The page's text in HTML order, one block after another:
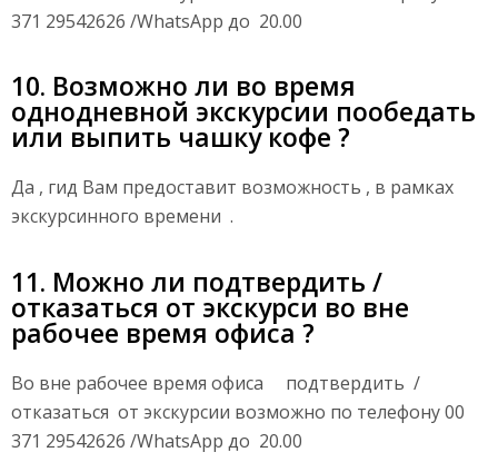
371 29542626 /WhatsApp до 20.00
10. Возможно ли во время
однодневной экскурсии пообедать
или выпить чашку кофе ?
Да , гид Вам предоставит возможность , в рамках
экскурсинного времени .
11. Можно ли подтвердить /
отказаться от экскурси во вне
рабочее время офиса ?
Во вне рабочее время офиса подтвердить /
отказаться от экскурсии возможно по телефону 00
371 29542626 /WhatsApp до 20.00